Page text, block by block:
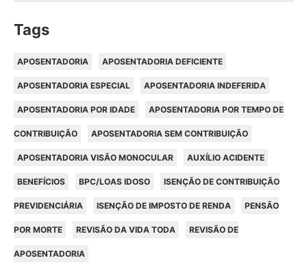
Tags
APOSENTADORIA APOSENTADORIA DEFICIENTE
APOSENTADORIA ESPECIAL APOSENTADORIA INDEFERIDA
APOSENTADORIA POR IDADE APOSENTADORIA POR TEMPO DE
CONTRIBUIÇÃO APOSENTADORIA SEM CONTRIBUIÇÃO
APOSENTADORIA VISÃO MONOCULAR AUXÍLIO ACIDENTE
BENEFÍCIOS BPC/LOAS IDOSO ISENÇÃO DE CONTRIBUIÇÃO
PREVIDENCIÁRIA ISENÇÃO DE IMPOSTO DE RENDA PENSÃO
POR MORTE REVISÃO DA VIDA TODA REVISÃO DE
APOSENTADORIA